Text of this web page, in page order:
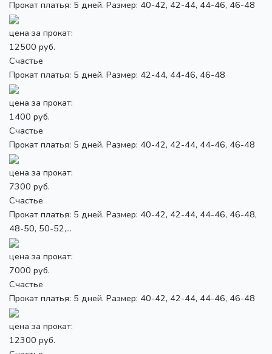
Прокат платья: 5 дней. Размер: 40-42, 42-44, 44-46, 46-48
цена за прокат:
12500 руб.
Счастье
Прокат платья: 5 дней. Размер: 42-44, 44-46, 46-48
цена за прокат:
1400 руб.
Счастье
Прокат платья: 5 дней. Размер: 40-42, 42-44, 44-46, 46-48
цена за прокат:
7300 руб.
Счастье
Прокат платья: 5 дней. Размер: 40-42, 42-44, 44-46, 46-48,
48-50, 50-52,...
цена за прокат:
7000 руб.
Счастье
Прокат платья: 5 дней. Размер: 40-42, 42-44, 44-46, 46-48
цена за прокат:
12300 руб.